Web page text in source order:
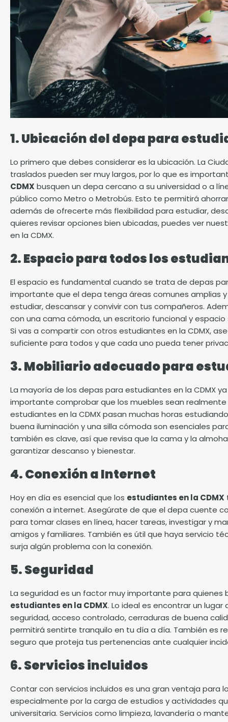
1. Ubicación del depa para
Lo primero que debes considerar es la ubicación. La
traslados pueden ser muy largos, por lo que es
CDMX busquen un depa cercano a su universidad o a
público como Metro o Metrobús. Esto te permitirá
además de ofrecerte más flexibilidad para estudiar,
quieres revisar opciones bien ubicadas, puedes ver
en la CDMX.
2. Espacio para todos los
El espacio es fundamental cuando se trata de depas
importante que el depa tenga áreas comunes amplias
estudiar, descansar y convivir con tus compañeros.
con una cama cómoda, un escritorio funcional y
Si vas a compartir con otros estudiantes en la CDMX,
suficiente para todos y que cada uno pueda tener
3. Mobiliario adecuado para
La mayoría de los depas para estudiantes en la CDMX
importante comprobar que los muebles sean realmente
estudiantes en la CDMX pasan muchas horas
buena iluminación y una silla cómoda son esenciales
también es clave, así que revisa que la cama y la
garantizar descanso y bienestar.
4. Conexión a Internet
Hoy en día es esencial que los estudiantes en la CDMX
conexión a internet. Asegúrate de que el depa cuente
para tomar clases en línea, hacer tareas, investigar y
amigos y familiares. También es útil que haya servicio
surja algún problema con la conexión.
5. Seguridad
La seguridad es un factor muy importante para quienes
estudiantes en la CDMX. Lo ideal es encontrar un
seguridad, acceso controlado, cerraduras de buena
permitirá sentirte tranquilo en tu día a día. También es
seguro que proteja tus pertenencias ante cualquier
6. Servicios incluidos
Contar con servicios incluidos es una gran ventaja para
especialmente por la carga de estudios y actividades
universitaria. Servicios como limpieza, lavandería o